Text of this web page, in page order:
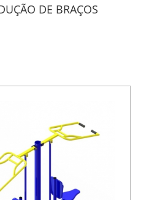
DE BRAÇOS